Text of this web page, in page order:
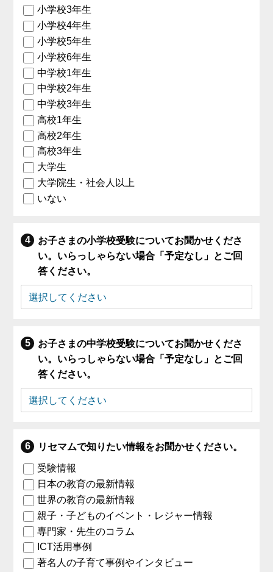
小学校3年生
小学校4年生
小学校5年生
小学校6年生
中学校1年生
中学校2年生
中学校3年生
高校1年生
高校2年生
高校3年生
大学生
大学院生・社会人以上
いない
お子さまの小学校受験についてお聞かせくださ
い。いらっしゃらない場合「予定なし」とご回
答ください。
お子さまの中学校受験についてお聞かせくださ
い。いらっしゃらない場合「予定なし」とご回
答ください。
リセマムで知りたい情報をお聞かせください。
受験情報
日本の教育の最新情報
世界の教育の最新情報
親子・子どものイベント・レジャー情報
専門家・先生のコラム
ICT活用事例
著名人の子育て事例やインタビュー